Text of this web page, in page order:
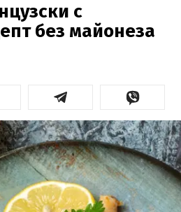
с
без майонеза